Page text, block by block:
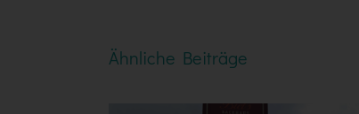
Ähnliche Beiträge